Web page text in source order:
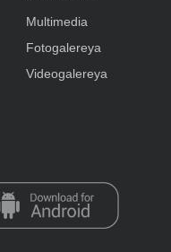
Multimedia
Fotogalereya
Videogalereya